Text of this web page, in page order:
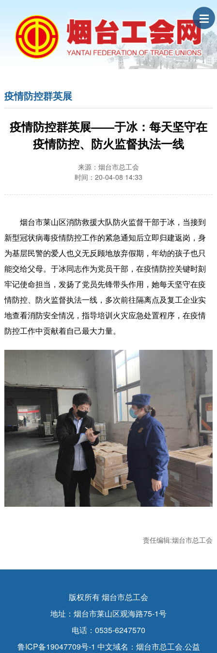
疫情防控群英展
疫情防控群英展——于冰：每天坚守在
疫情防控、防火监督执法一线
来源：烟台市总工会
时间：20-04-08 14:33
烟台市莱山区消防救援大队防火监督干部于冰，当接到
新型冠状病毒疫情防控工作的紧急通知后立即归建返岗，身
为基层民警的爱人也义无反顾地放弃假期，年幼的孩子也只
能交给父母。于冰同志作为党员干部，在疫情防控关键时刻
牢记使命担当，发扬了党员先锋带头作用，她每天坚守在疫
情防控、防火监督执法一线，多次前往隔离点及复工企业实
地查看消防安全情况，指导培训火灾应急处置程序，在疫情
防控工作中贡献着自己最大力量。
责任编辑:烟台市总工会
版权所有 烟台市总工会
地址：烟台市莱山区观海路75-1号
电话：0535-6247570
鲁ICP备19047709号-1 中文域名：烟台市总工会.公益